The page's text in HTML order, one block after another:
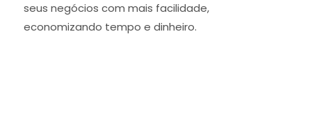
seus negócios com mais facilidade,
economizando tempo e dinheiro.